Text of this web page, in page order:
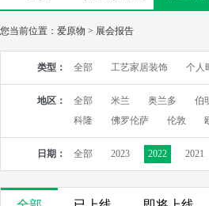
您当前位置： 爱原物 > 展会报告
类型： 全部 工艺家居装饰 个人
地区： 全部 米兰 奥兰多 伯
科隆
佛罗伦萨 伦敦
日期： 全部 2023 2022 2021